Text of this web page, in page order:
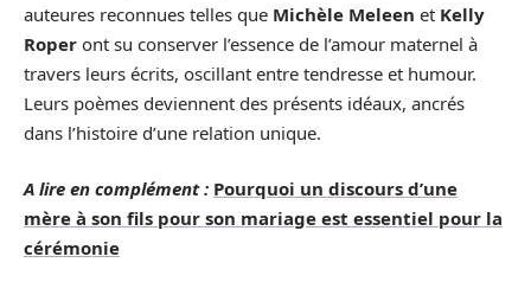
auteures reconnues telles que Michèle Meleen et Kelly
Roper ont su conserver l’essence de l’amour maternel à
travers leurs écrits, oscillant entre tendresse et humour.
Leurs poèmes deviennent des présents idéaux, ancrés
dans l’histoire d’une relation unique.
A lire en complément : Pourquoi un discours d’une
mère à son fils pour son mariage est essentiel pour la
cérémonie